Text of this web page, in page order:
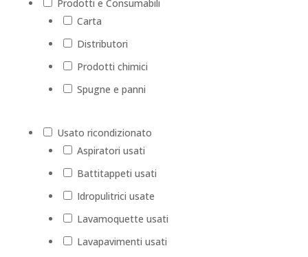
Prodotti e Consumabili
Carta
Distributori
Prodotti chimici
Spugne e panni
Usato ricondizionato
Aspiratori usati
Battitappeti usati
Idropulitrici usate
Lavamoquette usati
Lavapavimenti usati